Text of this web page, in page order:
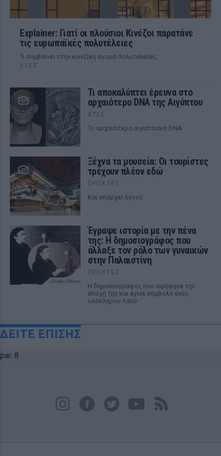
Explainer: Γιατί οι πλούσιοι Κινέζοι παρατάνε
τις ευρωπαϊκές πολυτέλειες
Τι συμβαίνει στην κινεζική αγορά πολυτελείας;
ΧΤΕΣ
Τι αποκαλύπτει έρευνα στο
αρχαιότερο DNA της Αιγύπτου
ΧΤΕΣ
Το αρχαιότερο αιγυπτιακό DNA
Ξέχνα τα μουσεία: Οι τουρίστες
τρέχουν πλέον εδώ
ΠΡΟΧΤΈΣ
Και υπάρχει λόγος
Έγραψε ιστορία με την πένα
της: Η δημοσιογράφος που
άλλαξε τον ρόλο των γυναικών
στην Παλαιστίνη
ΠΡΟΧΤΈΣ
Η δημοσιογράφος που αψήφησε την
εποχή της και έγινε σύμβολο ενός
ολόκληρου λαού
ΔΕΙΤΕ ΕΠΙΣΗΣ
par: 8